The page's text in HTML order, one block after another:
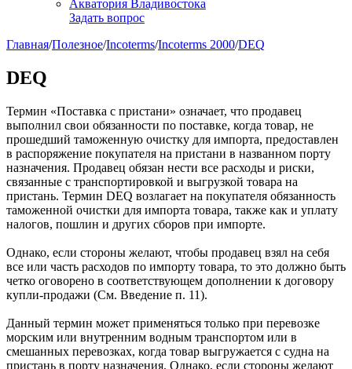
Акватория Владивостока
Задать вопрос
Главная/Полезное/Incoterms/Incoterms 2000/DEQ
DEQ
Термин «Поставка с пристани» означает, что продавец
выполнил свои обязанности по поставке, когда товар, не
прошедший таможенную очистку для импорта, предоставлен
в распоряжение покупателя на пристани в названном порту
назначения. Продавец обязан нести все расходы и риски,
связанные с транспортировкой и выгрузкой товара на
пристань. Термин DEQ возлагает на покупателя обязанность
таможенной очистки для импорта товара, также как и уплату
налогов, пошлин и других сборов при импорте.
Однако, если стороны желают, чтобы продавец взял на себя
все или часть расходов по импорту товара, то это должно быть
четко оговорено в соответствующем дополнении к договору
купли-продажи (См. Введение п. 11).
Данный термин может применяться только при перевозке
морским или внутренним водным транспортом или в
смешанных перевозках, когда товар выгружается с судна на
пристань в порту назначения. Однако, если стороны желают